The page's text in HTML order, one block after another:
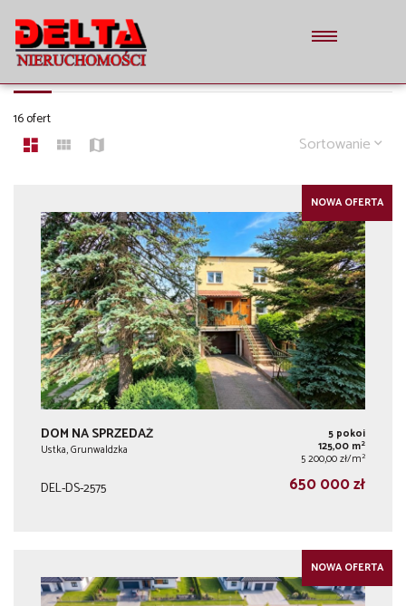
DOMY
16 ofert
Sortowanie
NOWA OFERTA
DOM NA SPRZEDAŻ
Ustka, Grunwaldzka
5 pokoi
125,00 m2
5 200,00 zł/m2
DEL-DS-2575 650 000 zł
NOWA OFERTA